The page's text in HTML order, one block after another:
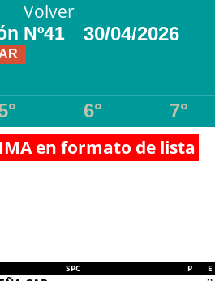
Volver
Nº41 30/04/2026
6° 7°
en formato de lista
SPC P E